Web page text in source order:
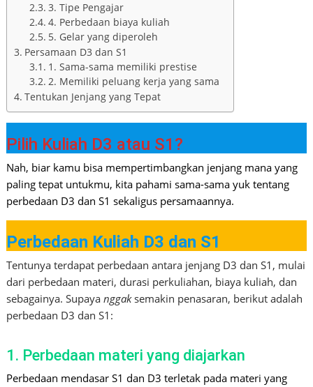
3. Tipe Pengajar
4. Perbedaan biaya kuliah
5. Gelar yang diperoleh
Persamaan D3 dan S1
1. Sama-sama memiliki prestise
2. Memiliki peluang kerja yang sama
Tentukan Jenjang yang Tepat
Pilih Kuliah D3 atau S1?
Nah, biar kamu bisa mempertimbangkan jenjang mana yang
paling tepat untukmu, kita pahami sama-sama yuk tentang
perbedaan D3 dan S1 sekaligus persamaannya.
Perbedaan Kuliah D3 dan S1
Tentunya terdapat perbedaan antara jenjang D3 dan S1, mulai
dari perbedaan materi, durasi perkuliahan, biaya kuliah, dan
sebagainya. Supayanggaksemakin penasaran, berikut adalah
perbedaan D3 dan S1:
1. Perbedaan materi yang diajarkan
Perbedaan mendasar S1 dan D3 terletak pada materi yang